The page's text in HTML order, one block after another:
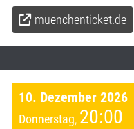
muenchenticket.de
10. Dezember 2026
Donnerstag, 20:00